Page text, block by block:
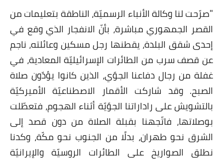
"صرّحت لنا وكالة الأنباء الرسميّة، الناطقة بتعليمات من
القصر الجمهوري مباشرة، بأنّ الانفجار الذي وقع في
إحدى شقق البلدة، يقطنها رجل مسكين وعائلته، ناجم
عن قصف سرب من الطائرات الإسرائيليّة المعادية، في
غفلة من رجال دفاعنا الجوّي، الذين كانوا يؤدّون صلاة
الصبح. وقد شاركت الأقمار الاصطناعيّة الأميركيّة
بالتشويش على راداراتنا الجوّيّة أثناء الهجوم، فتعطّلت
بوصلاتها، فاتّجهنا بقبلة الصلاة من دون قصد إلى
الشرق نحو طهران، بدلًا من الجنوب نحو مكّة، وكدنا
نطلق الصواريخ على الطائرات الروسيّة والإيرانيّة